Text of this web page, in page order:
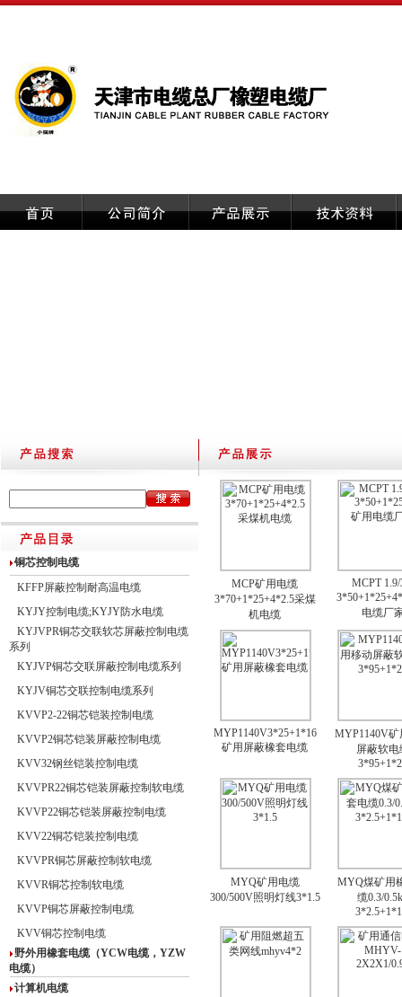
铜芯控制电缆
KFFP屏蔽控制耐高温电缆
KYJY控制电缆;KYJY防水电缆
KYJVPR铜芯交联软芯屏蔽控制电缆
系列
KYJVP铜芯交联屏蔽控制电缆系列
KYJV铜芯交联控制电缆系列
KVVP2-22铜芯铠装控制电缆
KVVP2铜芯铠装屏蔽控制电缆
KVV32钢丝铠装控制电缆
KVVPR22铜芯铠装屏蔽控制软电缆
KVVP22铜芯铠装屏蔽控制电缆
KVV22铜芯铠装控制电缆
KVVPR铜芯屏蔽控制软电缆
KVVR铜芯控制软电缆
KVVP铜芯屏蔽控制电缆
KVV铜芯控制电缆
野外用橡套电缆（YCW电缆，YZW
电缆）
计算机电缆
MCP矿用电缆
3*70+1*25+4*2.5采煤
机电缆
MCPT
电缆厂
MYP1140V3*25+1*16
矿用屏蔽橡套电缆
MYP1140V矿
屏蔽软电
MYQ矿用电缆
300/500V照明灯线3*1.5
MYQ煤矿用
缆0.3/